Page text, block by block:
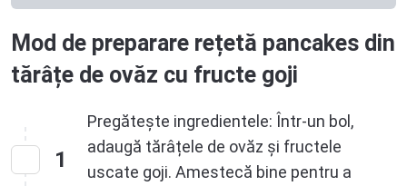
Mod de preparare rețetă pancakes din
tărâțe de ovăz cu fructe goji
1
Pregătește ingredientele: Într-un bol,
adaugă tărâțele de ovăz și fructele
uscate goji. Amestecă bine pentru a